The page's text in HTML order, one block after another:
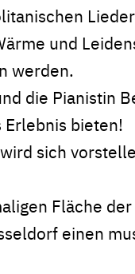
und
werden.
die Pianistin
bieten!
sich
Fläche
einen